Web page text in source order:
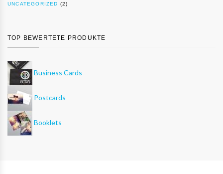
UNCATEGORIZED (2)
TOP BEWERTETE PRODUKTE
Business Cards
Postcards
Booklets